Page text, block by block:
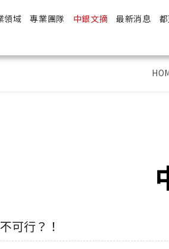
領域 專業團隊 中銀文摘 最新消息
可行？！